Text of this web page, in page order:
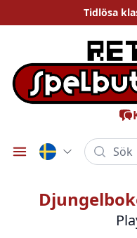
Tidlösa
Öppna meny
Sök